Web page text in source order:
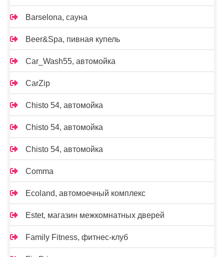
Barselona, сауна
Beer&Spa, пивная купель
Car_Wash55, автомойка
CarZip
Chisto 54, автомойка
Chisto 54, автомойка
Chisto 54, автомойка
Comma
Ecoland, автомоечный комплекс
Estet, магазин межкомнатных дверей
Family Fitness, фитнес-клуб